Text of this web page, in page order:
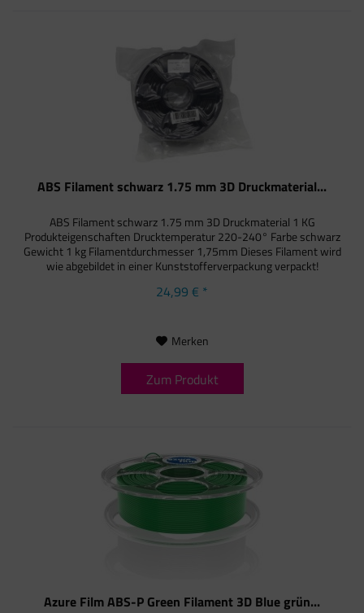
ABS Filament schwarz 1.75 mm 3D Druckmaterial...
ABS Filament schwarz 1.75 mm 3D Druckmaterial 1 KG
Produkteigenschaften Drucktemperatur 220-240° Farbe schwarz
Gewicht 1 kg Filamentdurchmesser 1,75mm Dieses Filament wird
wie abgebildet in einer Kunststofferverpackung verpackt!
24,99 € *
Merken
Zum Produkt
Azure Film ABS-P Green Filament 3D Blue grün...